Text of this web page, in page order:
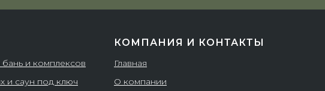
бань и комплексов
и саун под ключ
КОМПАНИЯ И КОНТАКТЫ
Главная
О компании